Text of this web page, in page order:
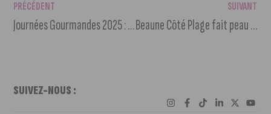
PRÉCÉDENT
Journées Gourmandes 2025 : 4 jours de fête culinaire à Saulieu !
SUIVANT
Beaune Côté Plage fait peau neuve
SUIVEZ-NOUS :